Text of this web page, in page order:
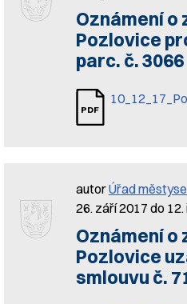
Oznámení
Pozlovice
parc. č. 3066
autorÚřad
26. září 2017 do 12.
Oznámení
Pozlovice
smlouvu č.